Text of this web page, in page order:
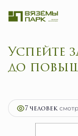
Успейте
до
2-комнатная
7 человек